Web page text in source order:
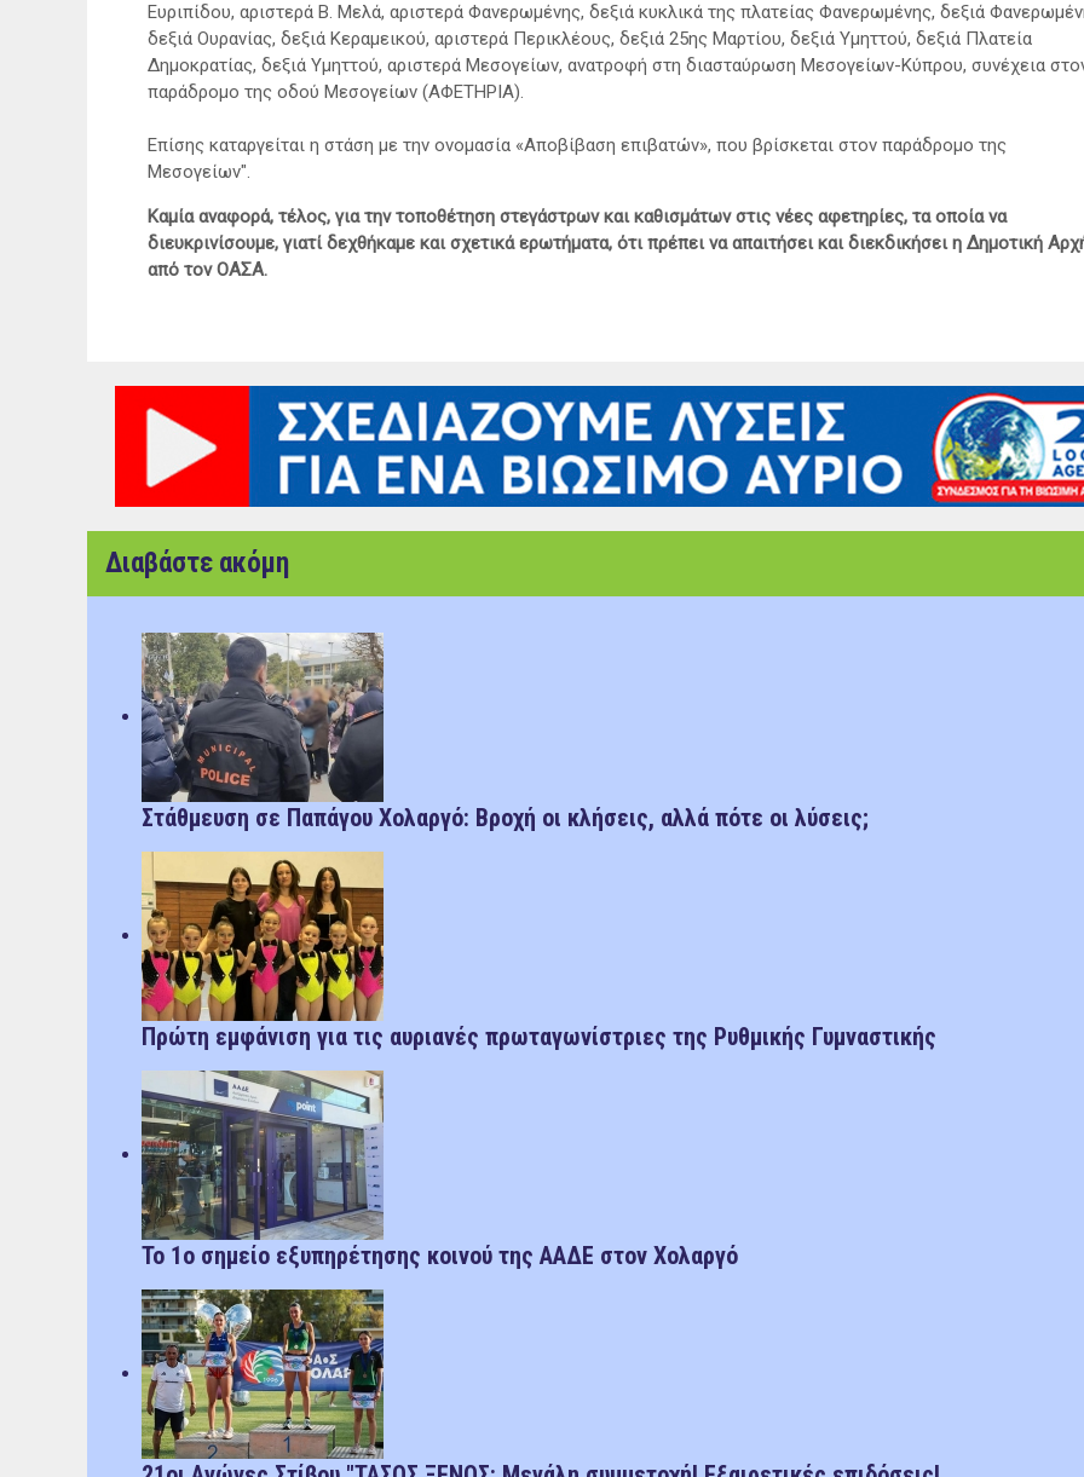
Ευριπίδου, αριστερά Β. Μελά, αριστερά Φανερωμένης, δεξιά κυκλικά της πλατείας Φανερωμένης, δεξιά
δεξιά Ουρανίας, δεξιά Κεραμεικού, αριστερά Περικλέους, δεξιά 25ης Μαρτίου, δεξιά Υμηττού, δεξιά Πλατεία
Δημοκρατίας, δεξιά Υμηττού, αριστερά Μεσογείων, ανατροφή στη διασταύρωση Μεσογείων-Κύπρου, συνέχεια
παράδρομο της οδού Μεσογείων (ΑΦΕΤΗΡΙΑ).
Επίσης καταργείται η στάση με την ονομασία «Αποβίβαση επιβατών», που βρίσκεται στον παράδρομο της
Μεσογείων".
Καμία αναφορά, τέλος, για την τοποθέτηση στεγάστρων και καθισμάτων στις νέες αφετηρίες, τα οποία να
διευκρινίσουμε, γιατί δεχθήκαμε και σχετικά ερωτήματα, ότι πρέπει να απαιτήσει και διεκδικήσει η Δημοτική
από τον ΟΑΣΑ.
Διαβάστε ακόμη
Στάθμευση σε Παπάγου Χολαργό: Bροχή οι κλήσεις, αλλά πότε οι λύσεις;
Πρώτη εμφάνιση για τις αυριανές πρωταγωνίστριες της Ρυθμικής Γυμναστικής
Το 1ο σημείο εξυπηρέτησης κοινού της ΑΑΔΕ στον Χολαργό